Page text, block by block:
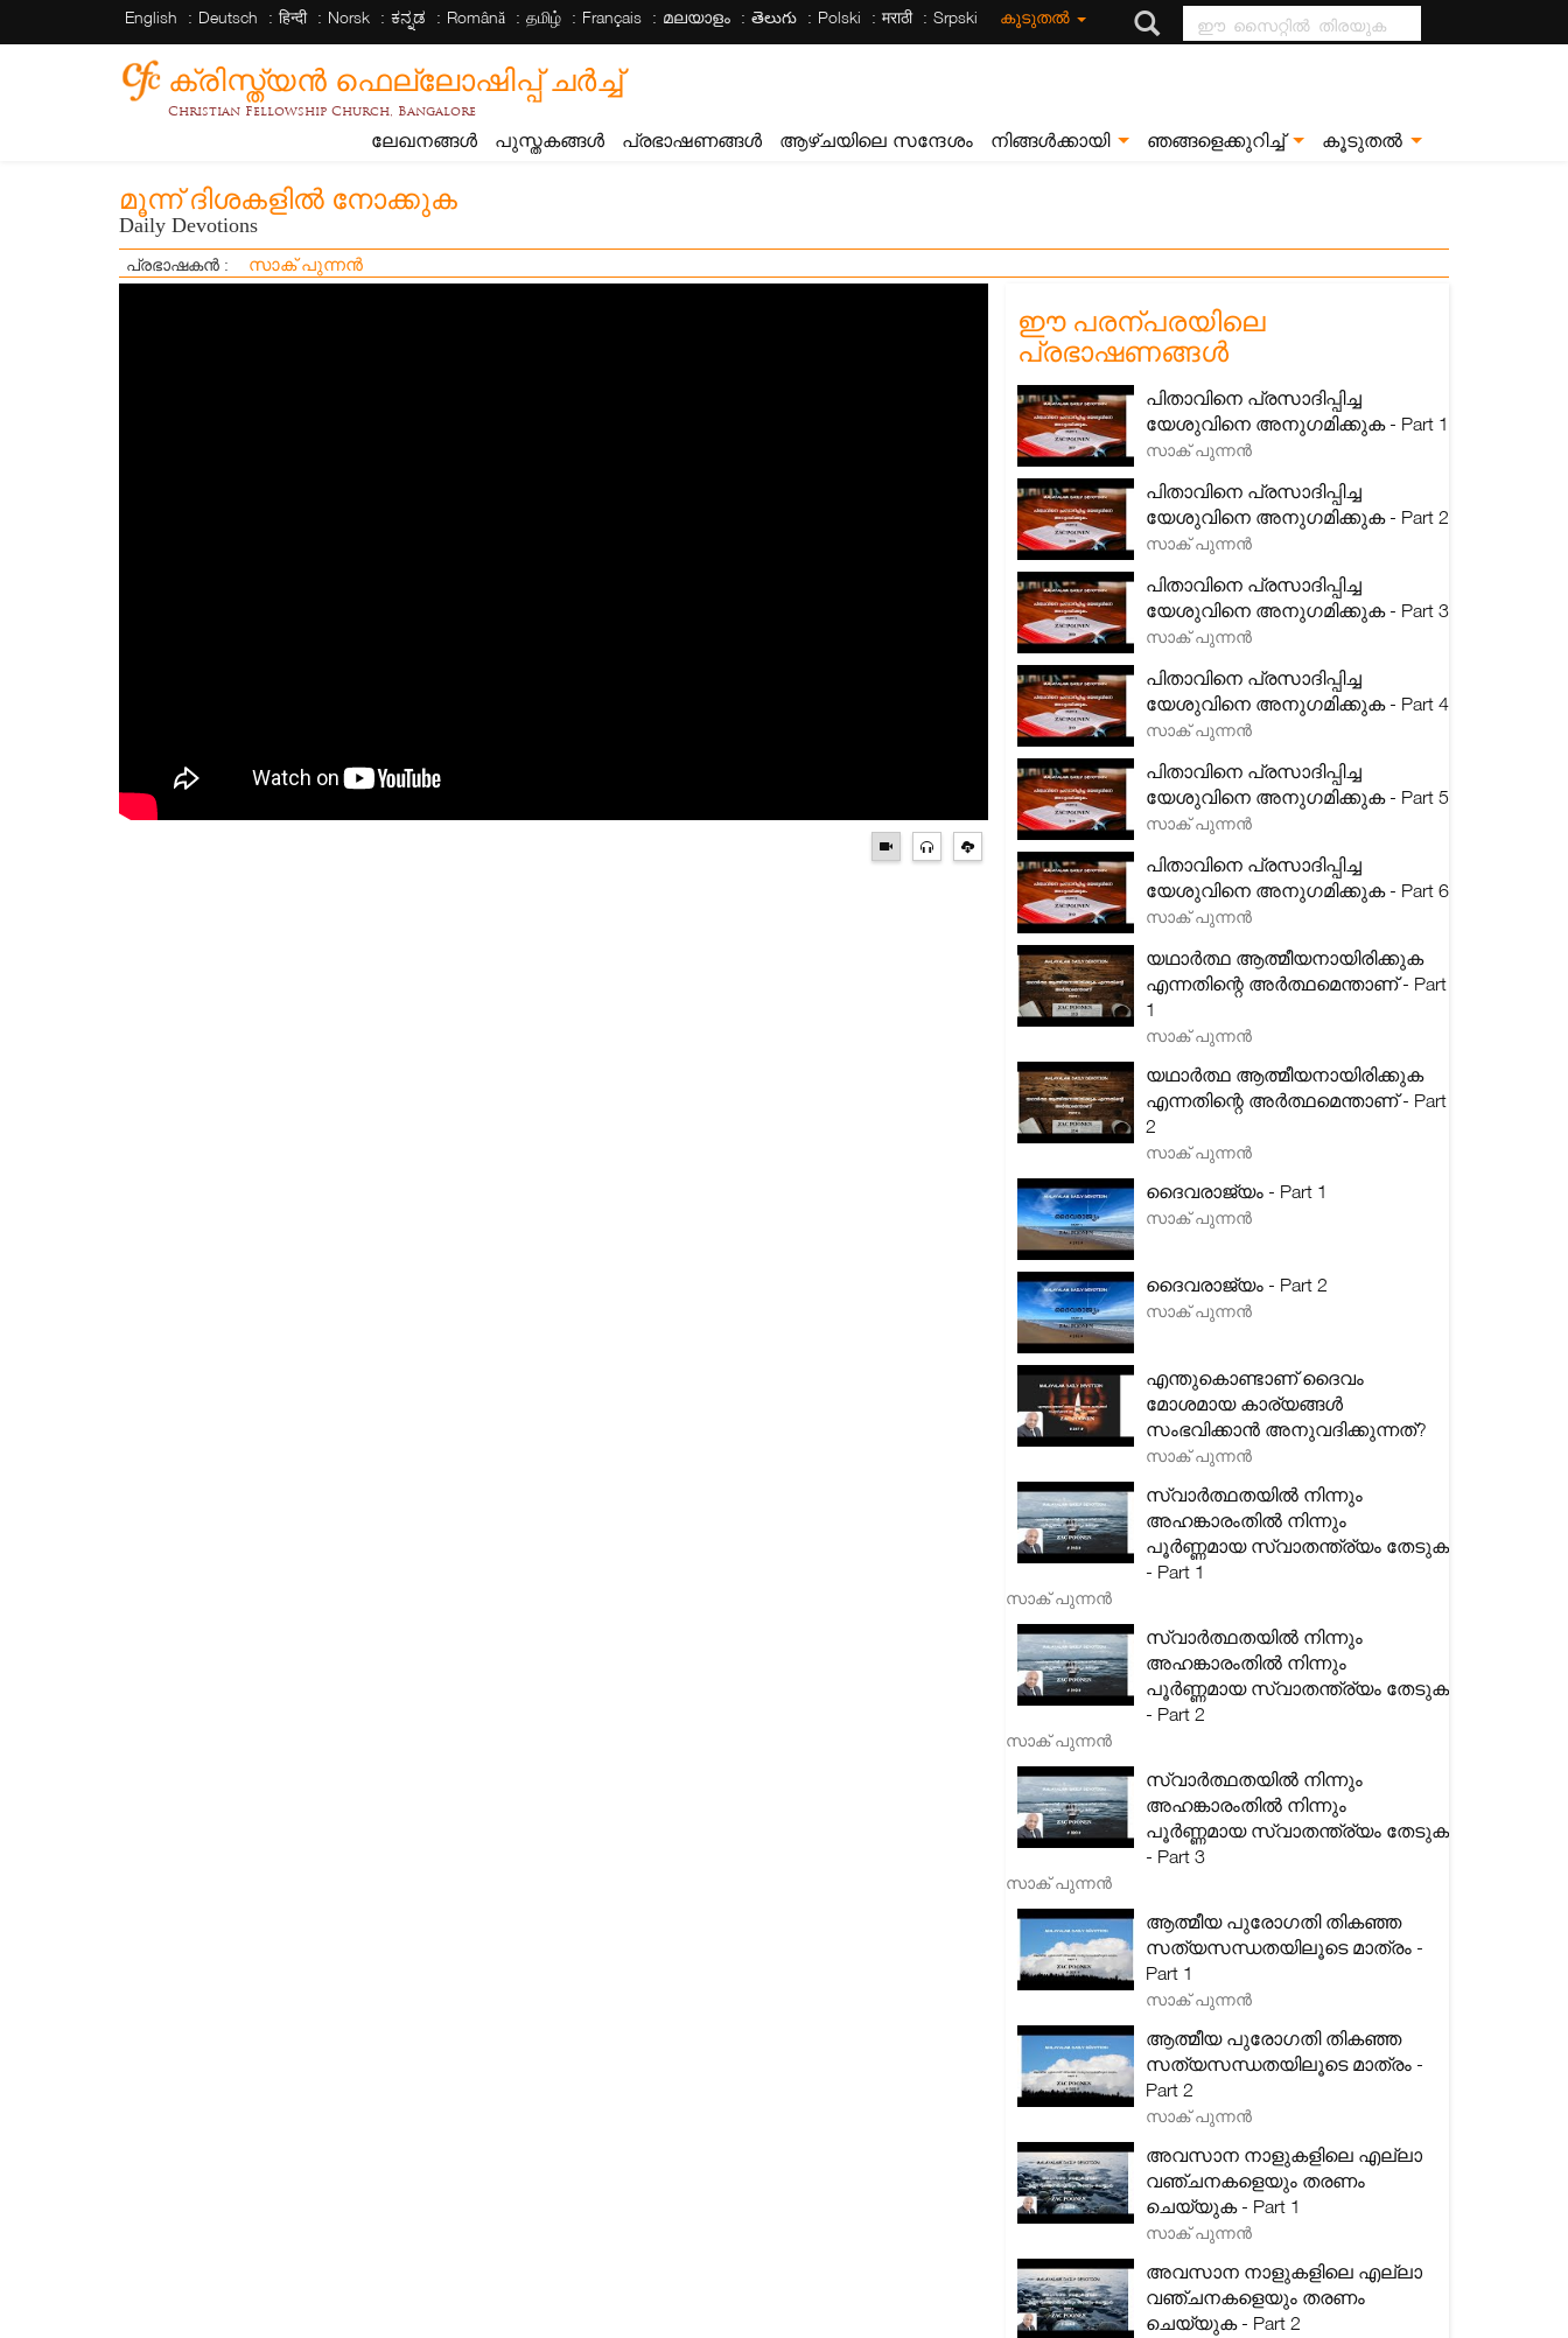
English Deutsch हिन्दी Norsk ಕನ್ನಡ Română தமிழ் Français മലയാളം తెలుగు Polski मराठी Srpski കൂടുതൽ
ഈ സൈറ്റിൽ
തിരയുക
ക്രിസ്ത്യന്‍ ഫെല്ലോഷിപ്പ് ചര്‍ച്ച്
Christian Fellowship Church, Bangalore
ലേഖനങ്ങൾ പുസ്തകങ്ങൾ പ്രഭാഷണങ്ങൾ ആഴ്ചയിലെ സന്ദേശം നിങ്ങൾക്കായി ഞങ്ങളെക്കുറിച്ച് കൂടുതൽ
മൂന്ന് ദിശകളിൽ നോക്കുക
Daily Devotions
പ്രഭാഷകൻ : സാക് പുന്നൻ
ഈ പരന്പരയിലെ
പ്രഭാഷണങ്ങൾ
പിതാവിനെ പ്രസാദിപ്പിച്ച
യേശുവിനെ അനുഗമിക്കുക - Part 1
സാക് പുന്നൻ
പിതാവിനെ പ്രസാദിപ്പിച്ച
യേശുവിനെ അനുഗമിക്കുക - Part 2
സാക് പുന്നൻ
പിതാവിനെ പ്രസാദിപ്പിച്ച
യേശുവിനെ അനുഗമിക്കുക - Part 3
സാക് പുന്നൻ
പിതാവിനെ പ്രസാദിപ്പിച്ച
യേശുവിനെ അനുഗമിക്കുക - Part 4
സാക് പുന്നൻ
പിതാവിനെ പ്രസാദിപ്പിച്ച
യേശുവിനെ അനുഗമിക്കുക - Part 5
സാക് പുന്നൻ
പിതാവിനെ പ്രസാദിപ്പിച്ച
യേശുവിനെ അനുഗമിക്കുക - Part 6
സാക് പുന്നൻ
യഥാർത്ഥ ആത്മീയനായിരിക്കുക
എന്നതിന്റെ അർത്ഥമെന്താണ് - Part
1
സാക് പുന്നൻ
യഥാർത്ഥ ആത്മീയനായിരിക്കുക
എന്നതിന്റെ അർത്ഥമെന്താണ് - Part
2
സാക് പുന്നൻ
ദൈവരാജ്യം - Part 1
സാക് പുന്നൻ
ദൈവരാജ്യം - Part 2
സാക് പുന്നൻ
എന്തുകൊണ്ടാണ് ദൈവം
മോശമായ കാര്യങ്ങൾ
സംഭവിക്കാൻ അനുവദിക്കുന്നത്?
സാക് പുന്നൻ
സ്വാർത്ഥതയിൽ നിന്നും
അഹങ്കാരംതിൽ നിന്നും
പൂർണ്ണമായ സ്വാതന്ത്ര്യം തേടുക
- Part 1
സാക് പുന്നൻ
സ്വാർത്ഥതയിൽ നിന്നും
അഹങ്കാരംതിൽ നിന്നും
പൂർണ്ണമായ സ്വാതന്ത്ര്യം തേടുക
- Part 2
സാക് പുന്നൻ
സ്വാർത്ഥതയിൽ നിന്നും
അഹങ്കാരംതിൽ നിന്നും
പൂർണ്ണമായ സ്വാതന്ത്ര്യം തേടുക
- Part 3
സാക് പുന്നൻ
ആത്മീയ പുരോഗതി തികഞ്ഞ
സത്യസന്ധതയിലൂടെ മാത്രം -
Part 1
സാക് പുന്നൻ
ആത്മീയ പുരോഗതി തികഞ്ഞ
സത്യസന്ധതയിലൂടെ മാത്രം -
Part 2
സാക് പുന്നൻ
അവസാന നാളുകളിലെ എല്ലാ
വഞ്ചനകളെയും തരണം
ചെയ്യുക - Part 1
സാക് പുന്നൻ
അവസാന നാളുകളിലെ എല്ലാ
വഞ്ചനകളെയും തരണം
ചെയ്യുക - Part 2